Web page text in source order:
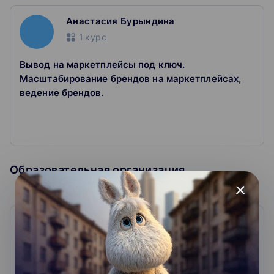
Оставляйте вопросы в комментариях
Мы передадим их эксперту, чтобы он ответил.
Получаете сертификат
Покажите работодателю, что подтянулись в теме.
Анастасия Бурындина
1 курс
Вывод на маркетплейсы под ключ.
Масштабирование брендов на маркетплейсах,
ведение брендов.
Образовательная организация
Центр обучения Клерк
0 0 отзывов
close